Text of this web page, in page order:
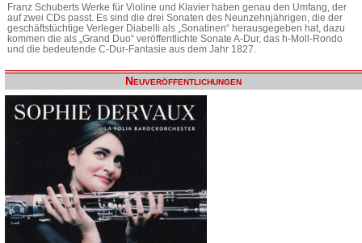
Franz Schuberts Werke für Violine und Klavier haben genau den Umfang, der
auf zwei CDs passt. Es sind die drei Sonaten des Neunzehnjährigen, die der
geschäftstüchtige Verleger Diabelli als „Sonatinen“ herausgegeben hat, dazu
kommen die als „Grand Duo“ veröffentlichte Sonate A-Dur, das h-Moll-Rondo
und die bedeutende C-Dur-Fantasie aus dem Jahr 1827.
Neuveröffentlichungen